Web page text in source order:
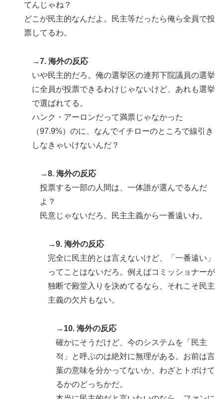
てんじゃね？
どこが民主的なんだよ。民主等だったら俺ら全員で投
票してるわ。
→7. 海外の反応
いや民主的だろ。俺の選挙区の連邦下院議員の選挙
に全員が投票できるわけじゃないけど、あれも選挙
で選ばれてる。
ハンク・アーロンだって満票じゃなかった
（97.9%）のに、なんでイチローのところで線引き
しなきゃいけないんだ？
→8. 海外の反応
投票する一部の人間は、一体誰が選んでるんだ
よ？
民意じゃないだろ。民主主義から一番遠いわ。
→9. 海外の反応
完全に民主的とは言えないけど、「一番遠い」
ってことはないだろ。例えばコミッショナーが
独断で殿堂入りを決めてるなら、それこそ民主
主義の欠片もない。
→10. 海外の反応
確かにそうだけど、今のシステムを「民主
적」と呼ぶのは絶対に無理がある。お前は言
葉の意味を分かってないか、わざとトボけて
るかのどっちかだ。